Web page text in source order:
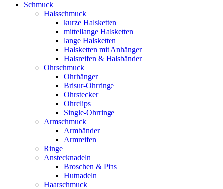
Schmuck
Halsschmuck
kurze Halsketten
mittellange Halsketten
lange Halsketten
Halsketten mit Anhänger
Halsreifen & Halsbänder
Ohrschmuck
Ohrhänger
Brisur-Ohrringe
Ohrstecker
Ohrclips
Single-Ohrringe
Armschmuck
Armbänder
Armreifen
Ringe
Anstecknadeln
Broschen & Pins
Hutnadeln
Haarschmuck